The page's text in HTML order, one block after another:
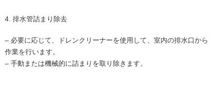
4. 排水管詰まり除去
– 必要に応じて、ドレンクリーナーを使用して、室内の排水口から
作業を行います。
– 手動または機械的に詰まりを取り除きます。